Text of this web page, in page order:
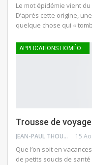
Le mot épidémie vient
D’après cette origine,
quelque chose qui «
APPLICATIONS HOMÉOPATHIQUES
Trousse de
JEAN-PAUL THOUNY 15
Que l’on soit en
de petits soucis de